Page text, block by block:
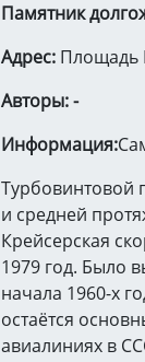
Памятник
Адрес: Площадь
Авторы: -
Информация:
Турбовинтовой
и средней
Крейсерская
1979 год. Было
начала 1960-х
остаётся
авиалиниях в